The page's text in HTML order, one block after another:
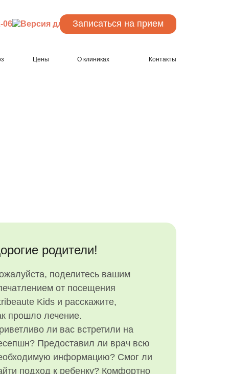
06 Записаться на прием
Цены О клиниках Контакты
родители!
поделитесь вашим
от посещения
Kids и расскажите,
прошло лечение.
ли вас встретили на
Предоставил ли врач всю
информацию? Смог ли
подход к ребенку? Комфортно